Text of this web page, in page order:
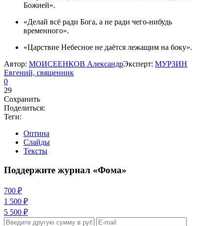
Божией».
«Делай всё ради Бога, а не ради чего-нибудь
временного».
«Царствие Небесное не даётся лежащим на боку».
Автор: МОИСЕЕНКОВ АлександрЭксперт: МУРЗИН
Евгений, священник
0
29
Сохранить
Поделиться:
Теги:
Оптина
Слайды
Тексты
Поддержите журнал «Фома»
700 ₽
1 500 ₽
5 500 ₽